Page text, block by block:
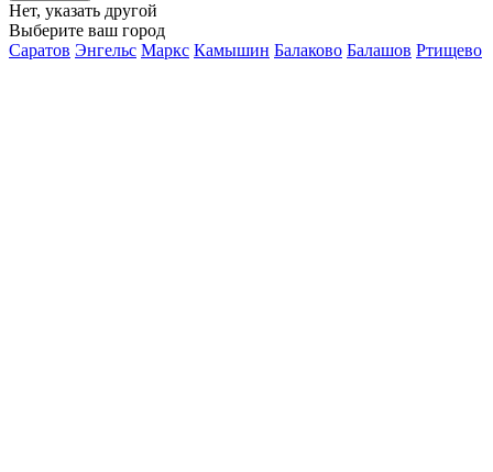
Нет, указать другой
Выберите ваш город
Саратов Энгельс Маркс Камышин Балаково Балашов Ртищево